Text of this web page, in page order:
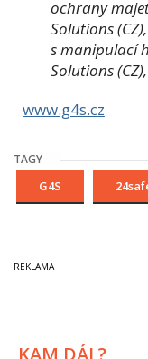
ochrany
Solutions
s manipulací
Solutions
www.g4s.cz
TAGY
G4S